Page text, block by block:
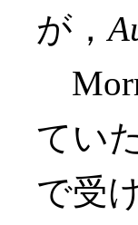
が，
てい
で受